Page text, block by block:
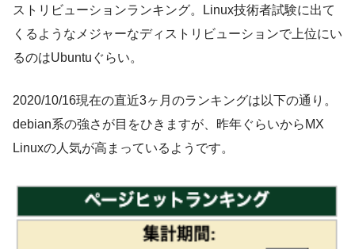
ストリビューションランキング。Linux技術者試験に出て
くるようなメジャーなディストリビューションで上位にい
るのはUbuntuぐらい。
2020/10/16現在の直近3ヶ月のランキングは以下の通り。
debian系の強さが目をひきますが、昨年ぐらいからMX
Linuxの人気が高まっているようです。